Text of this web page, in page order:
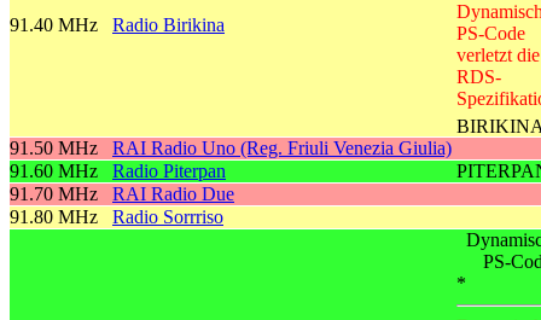
91.40 MHz Radio Birikina
PS-Code
verletzt die
RDS-
91.50 MHz
RAI Radio Uno (Reg. Friuli Venezia Giulia)
91.60 MHz
Radio Piterpan
91.70 MHz
RAI Radio Due
91.80 MHz
Radio Sorrriso
PS-
*